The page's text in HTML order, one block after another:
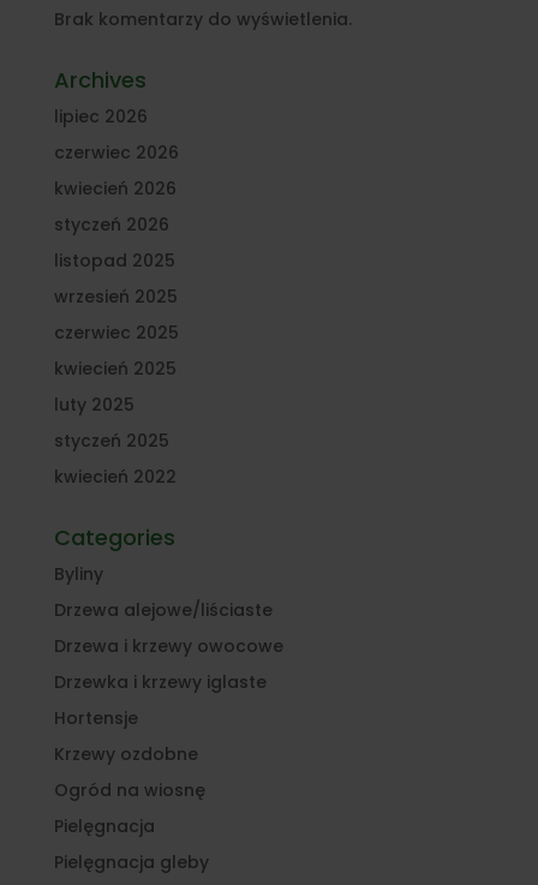
Brak komentarzy do wyświetlenia.
Archives
lipiec 2026
czerwiec 2026
kwiecień 2026
styczeń 2026
listopad 2025
wrzesień 2025
czerwiec 2025
kwiecień 2025
luty 2025
styczeń 2025
kwiecień 2022
Categories
Byliny
Drzewa alejowe/liściaste
Drzewa i krzewy owocowe
Drzewka i krzewy iglaste
Hortensje
Krzewy ozdobne
Ogród na wiosnę
Pielęgnacja
Pielęgnacja gleby